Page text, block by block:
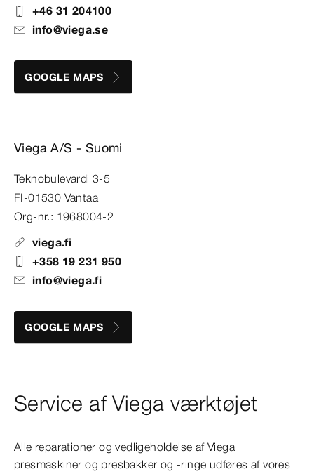
+46 31 204100
info@viega.se
GOOGLE MAPS
Viega A/S - Suomi
Teknobulevardi 3-5
FI-01530 Vantaa
Org-nr.: 1968004-2
viega.fi
+358 19 231 950
info@viega.fi
GOOGLE MAPS
Service af Viega værktøjet
Alle reparationer og vedligeholdelse af Viega
presmaskiner og presbakker og -ringe udføres af vores